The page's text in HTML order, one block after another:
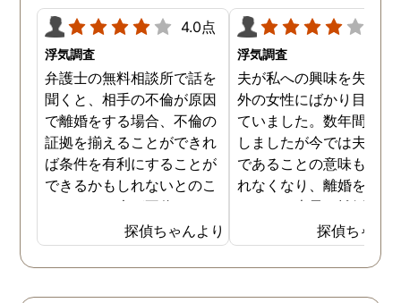
4.0点
浮気調査
弁護士の無料相談所で話を
聞くと、相手の不倫が原因
で離婚をする場合、不倫の
証拠を揃えることができれ
ば条件を有利にすることが
できるかもしれないとのこ
とでした。夫が不倫をして
いるのは確実なのですが、
私の証言だけでは効力が弱
いようです。弁護士のアド
探偵ちゃんより
浮気調査
夫が私への興味を失くし
外の女性にばかり目を向
ていました。数年間は我
しましたが今では夫と夫
であることの意味も感じ
れなくなり、離婚を決意
ました。素早く離婚を成
させるためには夫の不倫
証拠を手に入れることが
っ取り早く、探偵に調査
探偵ちゃん